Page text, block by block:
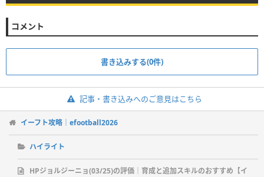
コメント
書き込みする(0件)
記事・書き込みへのご意見はこちら
イーフト攻略｜efootball2026
ハイライト
HPジョルジーニョ(03/25)の評価｜育成と追加スキルのおすすめ【イ